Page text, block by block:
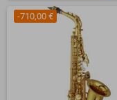
-710,00 €